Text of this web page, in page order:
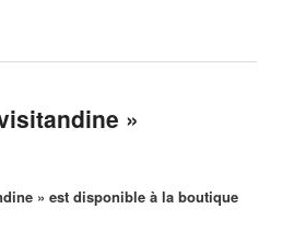
»
» est disponible à la boutique